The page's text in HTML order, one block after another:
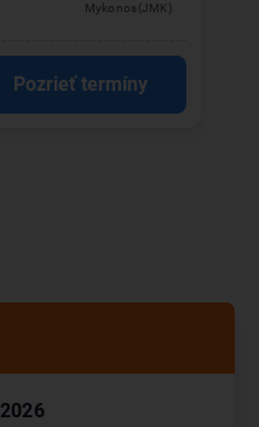
Mykonos (JMK)
Pozrieť termíny
2026